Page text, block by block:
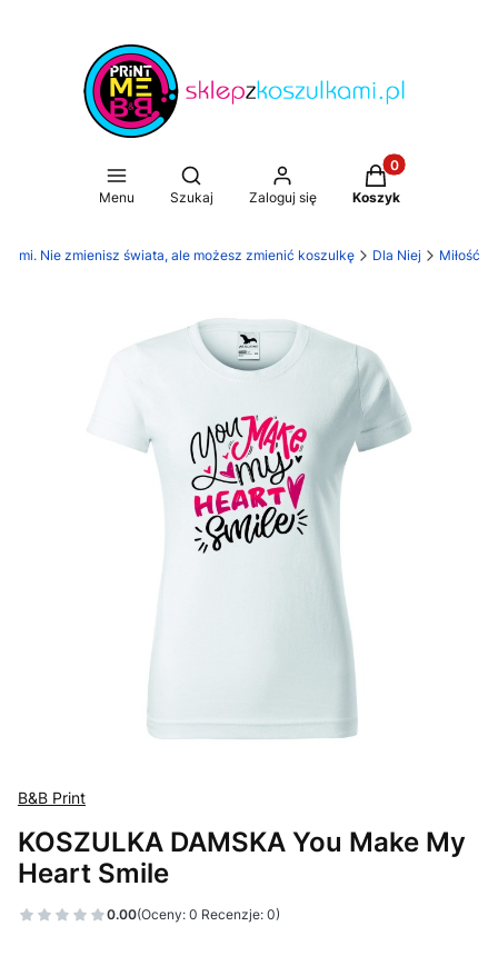
Menu
Otwórz wyszukiwarkę
Szukaj Zaloguj się
Produkty w
Koszyk
Nie zmienisz świata, ale możesz zmienić koszulkę Dla Niej Miłość
B&B Print
KOSZULKA DAMSKA You Make My
Heart Smile
0.00(Oceny: 0 Recenzje: 0)